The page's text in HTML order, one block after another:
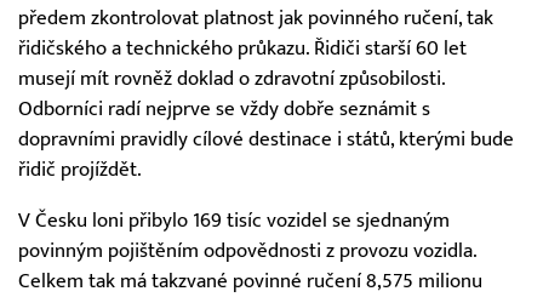
předem zkontrolovat platnost jak povinného ručení, tak
řidičského a technického průkazu. Řidiči starší 60 let
musejí mít rovněž doklad o zdravotní způsobilosti.
Odborníci radí nejprve se vždy dobře seznámit s
dopravními pravidly cílové destinace i států, kterými bude
řidič projíždět.
V Česku loni přibylo 169 tisíc vozidel se sjednaným
povinným pojištěním odpovědnosti z provozu vozidla.
Celkem tak má takzvané povinné ručení 8,575 milionu